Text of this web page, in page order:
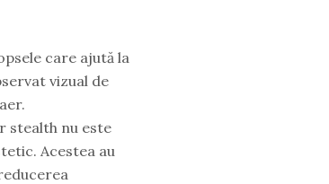
care ajută la
vizual de
stealth nu este
Acestea au